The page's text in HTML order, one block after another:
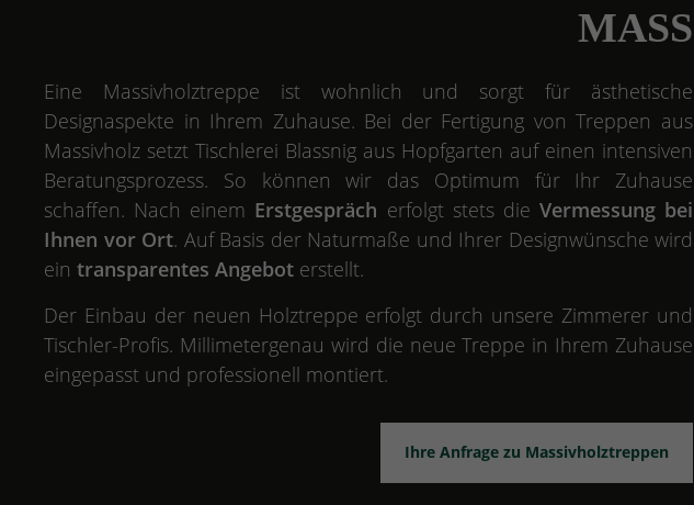
MASS
Eine Massivholztreppe ist wohnlich und sorgt für ästhetische
Designaspekte in Ihrem Zuhause. Bei der Fertigung von Treppen aus
Massivholz setzt Tischlerei Blassnig aus Hopfgarten auf einen intensiven
Beratungsprozess. So können wir das Optimum für Ihr Zuhause
schaffen. Nach einem Erstgespräch erfolgt stets die Vermessung bei
Ihnen vor Ort. Auf Basis der Naturmaße und Ihrer Designwünsche wird
ein transparentes Angebot erstellt.
Der Einbau der neuen Holztreppe erfolgt durch unsere Zimmerer und
Tischler-Profis. Millimetergenau wird die neue Treppe in Ihrem Zuhause
eingepasst und professionell montiert.
Ihre Anfrage zu Massivholztreppen